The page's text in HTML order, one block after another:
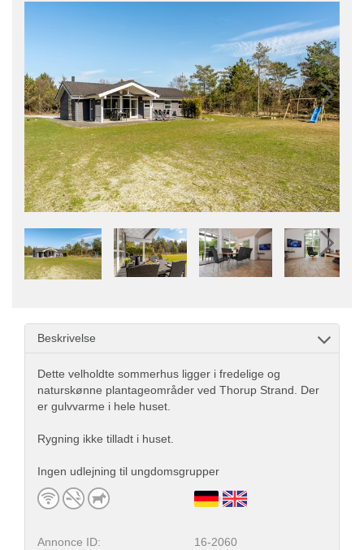
Beskrivelse
Dette velholdte sommerhus ligger i fredelige og
naturskønne plantageområder ved Thorup Strand. Der
er gulvvarme i hele huset.
Rygning ikke tilladt i huset.
Ingen udlejning til ungdomsgrupper
Annonce ID:
16-2060